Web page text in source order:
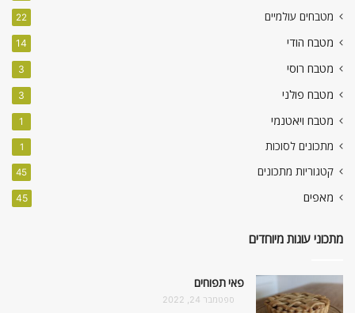
מטבחים עולמיים 22
מטבח הודי 14
מטבח רוסי 3
מטבח פולני 3
מטבח ויאטנמי 1
מתכונים לסוכות 1
קטגוריות מתכונים 45
מאפים 45
מתכוני עוגות מיוחדים
פאי תפוחים
ספטמבר 24, 2022